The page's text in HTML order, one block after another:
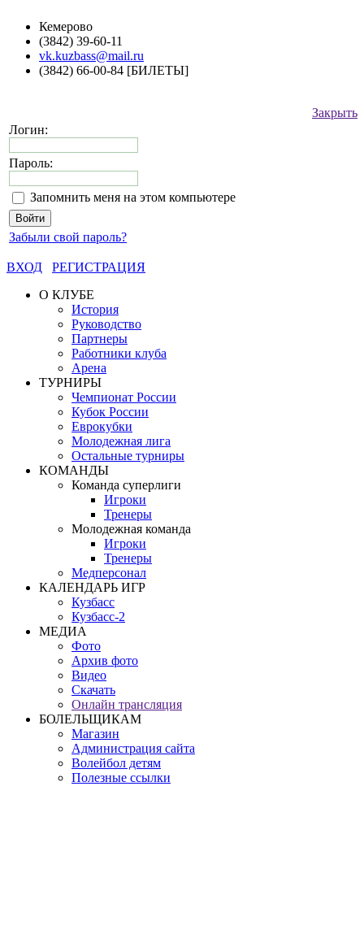
Кемерово
(3842) 39-60-11
vk.kuzbass@mail.ru
(3842) 66-00-84 [БИЛЕТЫ]
Закрыть
Логин:
Пароль:
Запомнить меня на этом компьютере
Забыли свой пароль?
ВХОД
РЕГИСТРАЦИЯ
О КЛУБЕ
История
Руководство
Партнеры
Работники клуба
Арена
ТУРНИРЫ
Чемпионат России
Кубок России
Еврокубки
Молодежная лига
Остальные турниры
КОМАНДЫ
Команда суперлиги
Игроки
Тренеры
Молодежная команда
Игроки
Тренеры
Медперсонал
КАЛЕНДАРЬ ИГР
Кузбасс
Кузбасс-2
МЕДИА
Фото
Архив фото
Видео
Скачать
Онлайн трансляция
БОЛЕЛЬЩИКАМ
Магазин
Администрация сайта
Волейбол детям
Полезные ссылки